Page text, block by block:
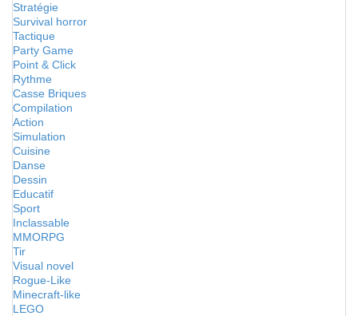
Stratégie
Survival horror
Tactique
Party Game
Point & Click
Rythme
Casse Briques
Compilation
Action
Simulation
Cuisine
Danse
Dessin
Educatif
Sport
Inclassable
MMORPG
Tir
Visual novel
Rogue-Like
Minecraft-like
LEGO